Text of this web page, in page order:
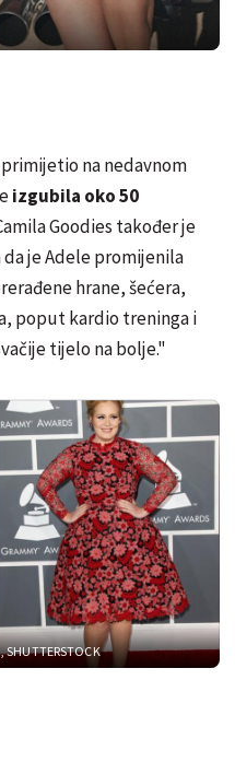
na nedavnom
izgubila oko 50
Goodies također je
da je Adele promijenila
hrane, šećera,
poput kardio treninga i
tijelo na bolje."
SHUTTERSTOCK